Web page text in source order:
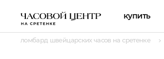
купить
ломбард швейцарских часов на сретенке